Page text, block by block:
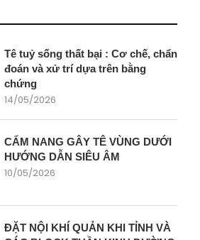
Tê tuỷ sống thất bại : Cơ chế, chẩn
đoán và xử trí dựa trên bằng
chứng
14/05/2026
CẨM NANG GÂY TÊ VÙNG DƯỚI
HƯỚNG DẪN SIÊU ÂM
10/05/2026
ĐẶT NỘI KHÍ QUẢN KHI TỈNH VÀ